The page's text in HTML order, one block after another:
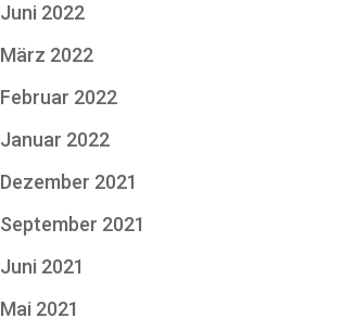
Juni 2022
März 2022
Februar 2022
Januar 2022
Dezember 2021
September 2021
Juni 2021
Mai 2021